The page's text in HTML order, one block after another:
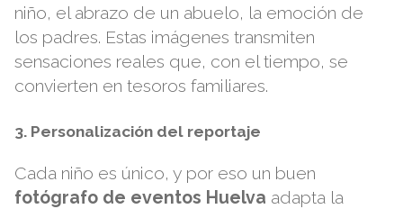
niño, el abrazo de un abuelo, la emoción de
los padres. Estas imágenes transmiten
sensaciones reales que, con el tiempo, se
convierten en tesoros familiares.
3. Personalización del reportaje
Cada niño es único, y por eso un buen
fotógrafo de eventos Huelva adapta la